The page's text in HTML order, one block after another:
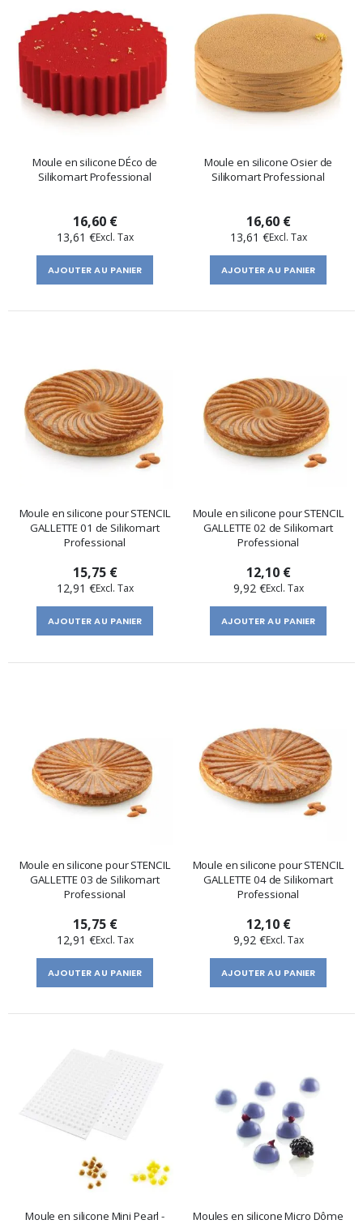
Moule en silicone DÉco de
Silikomart Professional
16,60 €
13,61 €
AJOUTER AU PANIER
Moule en silicone Osier de
Silikomart Professional
16,60 €
13,61 €
AJOUTER AU PANIER
Moule en silicone pour STENCIL
GALLETTE 01 de Silikomart
Professional
15,75 €
12,91 €
AJOUTER AU PANIER
Moule en silicone pour STENCIL
GALLETTE 02 de Silikomart
Professional
12,10 €
9,92 €
AJOUTER AU PANIER
Moule en silicone pour STENCIL
GALLETTE 03 de Silikomart
Professional
15,75 €
12,91 €
AJOUTER AU PANIER
Moule en silicone pour STENCIL
GALLETTE 04 de Silikomart
Professional
12,10 €
9,92 €
AJOUTER AU PANIER
Moule en silicone Mini Pearl -
Moules en silicone Micro Dôme